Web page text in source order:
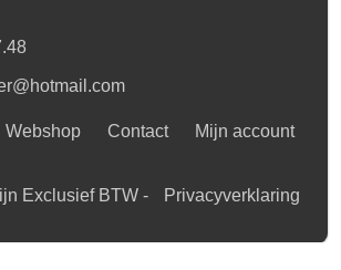
Webshop Contact Mijn account
Exclusief BTW - Privacyverklaring